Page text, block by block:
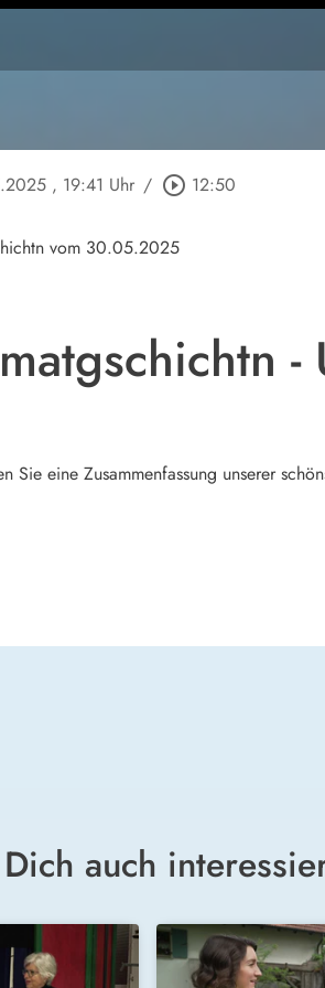
, 19:41 Uhr / play_circle_outline 12:50
vom 30.05.2025
Sie eine Zusammenfassung unserer
auch